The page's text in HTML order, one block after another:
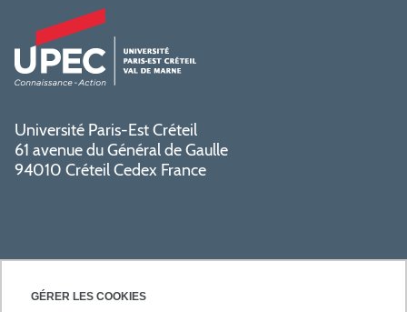
GÉRER LES COOKIES
Université Paris-Est Créteil
61 avenue du Général de Gaulle
94010 Créteil Cedex France